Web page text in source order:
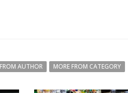
AUTHOR MORE FROM CATEGORY